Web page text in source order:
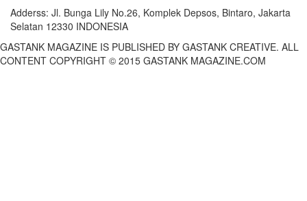
Adderss: Jl. Bunga Lily No.26, Komplek Depsos, Bintaro, Jakarta
Selatan 12330 INDONESIA
GASTANK MAGAZINE IS PUBLISHED BY GASTANK CREATIVE. ALL
CONTENT COPYRIGHT © 2015 GASTANK MAGAZINE.COM